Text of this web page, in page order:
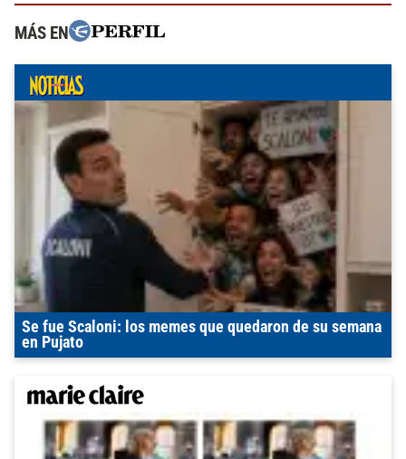
MÁS EN
Se fue Scaloni: los memes que quedaron de su semana
en Pujato